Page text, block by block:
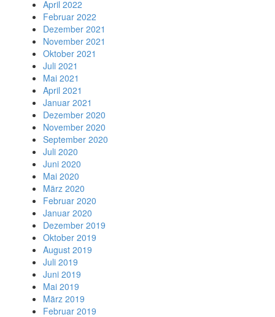
April 2022
Februar 2022
Dezember 2021
November 2021
Oktober 2021
Juli 2021
Mai 2021
April 2021
Januar 2021
Dezember 2020
November 2020
September 2020
Juli 2020
Juni 2020
Mai 2020
März 2020
Februar 2020
Januar 2020
Dezember 2019
Oktober 2019
August 2019
Juli 2019
Juni 2019
Mai 2019
März 2019
Februar 2019